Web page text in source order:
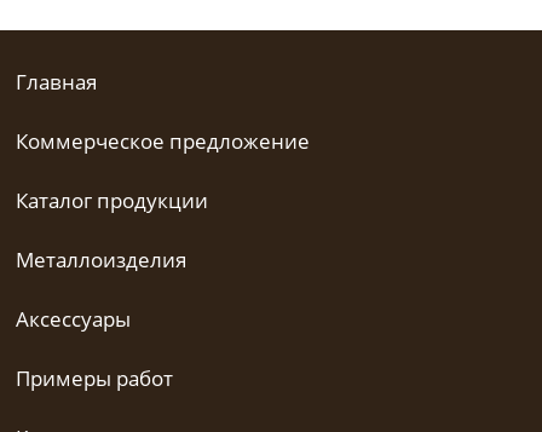
Главная
Коммерческое предложение
Каталог продукции
Металлоизделия
Аксессуары
Примеры работ